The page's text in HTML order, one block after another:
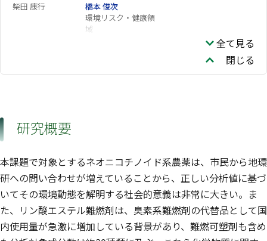
柴田 康行
橋本 俊次
環境リスク・健康領
域
全て見る
閉じる
研究概要
本課題で対象とするネオニコチノイド系農薬は、市民から地環
研への問い合わせが増えていることから、正しい分析値に基づ
いてその環境動態を解明する社会的意義は非常に大きい。ま
た、リン酸エステル難燃剤は、臭素系難燃剤の代替品として国
内使用量が急激に増加している背景があり、難燃可塑剤も含め